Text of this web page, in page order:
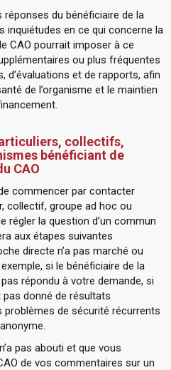
réponses du bénéficiaire de la
inquiétudes en ce qui concerne la
CAO pourrait imposer à ce
ou plus fréquentes
d’évaluations et de rapports, afin
de l’organisme et le maintien
collectifs,
bénéficiant de
CAO
commencer par contacter
collectif, groupe ad hoc ou
régler la question d’un commun
aux étapes suivantes
directe n’a pas marché ou
si le bénéficiaire de la
répondu à votre demande, si
donné de résultats
problèmes de sécurité récurrents
pas abouti et que vous
de vos commentaires sur un